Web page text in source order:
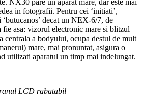
in fotografii. Pentru cei ‘initiati’,
decat un NEX-6/7, de
asa: vizorul electronic mare si blitzul
centrala a bodyului, ocupa destul de mult
mare, mai pronuntat, asigura o
utilizati aparatul un timp mai indelungat.
LCD rabatabil